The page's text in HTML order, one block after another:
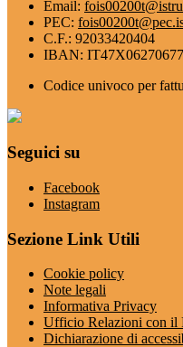
Email:
PEC:
C.F.: 92033420404
IBAN:
Codice univoco per
Seguici su
Facebook
Instagram
Sezione Link Utili
Cookie policy
Note legali
Informativa Privacy
Ufficio Relazioni con il
Dichiarazione di